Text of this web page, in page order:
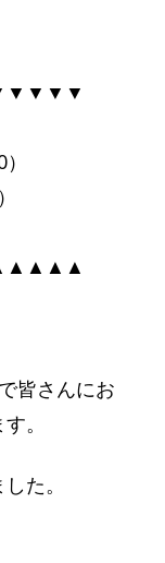
皆さんにお
。
た。